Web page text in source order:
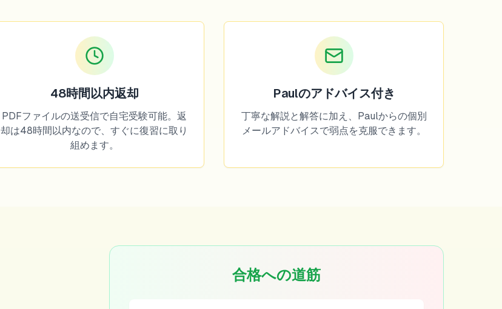
48時間以内返却
PDFファイルの送受信で自宅受験可能。返
却は48時間以内なので、すぐに復習に取り
組めます。
Paulのアドバイス付き
丁寧な解説と解答に加え、Paulからの個別
メールアドバイスで弱点を克服できます。
合格への道筋